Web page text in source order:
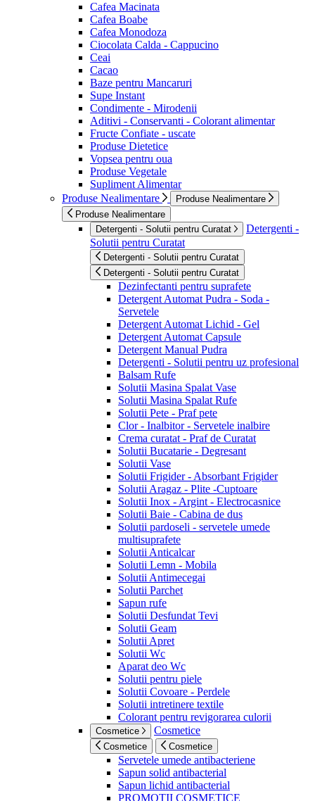
Cafea Macinata
Cafea Boabe
Cafea Monodoza
Ciocolata Calda - Cappucino
Ceai
Cacao
Baze pentru Mancaruri
Supe Instant
Condimente - Mirodenii
Aditivi - Conservanti - Colorant alimentar
Fructe Confiate - uscate
Produse Dietetice
Vopsea pentru oua
Produse Vegetale
Supliment Alimentar
Produse Nealimentare
Produse Nealimentare
Produse Nealimentare
Detergenti - Solutii pentru Curatat
Detergenti -
Solutii pentru Curatat
Detergenti - Solutii pentru Curatat
Detergenti - Solutii pentru Curatat
Dezinfectanti pentru suprafete
Detergent Automat Pudra - Soda -
Servetele
Detergent Automat Lichid - Gel
Detergent Automat Capsule
Detergent Manual Pudra
Detergenti - Solutii pentru uz profesional
Balsam Rufe
Solutii Masina Spalat Vase
Solutii Masina Spalat Rufe
Solutii Pete - Praf pete
Clor - Inalbitor - Servetele inalbire
Crema curatat - Praf de Curatat
Solutii Bucatarie - Degresant
Solutii Vase
Solutii Frigider - Absorbant Frigider
Solutii Aragaz - Plite -Cuptoare
Solutii Inox - Argint - Electrocasnice
Solutii Baie - Cabina de dus
Solutii pardoseli - servetele umede
multisuprafete
Solutii Anticalcar
Solutii Lemn - Mobila
Solutii Antimecegai
Solutii Parchet
Sapun rufe
Solutii Desfundat Tevi
Solutii Geam
Solutii Apret
Solutii Wc
Aparat deo Wc
Solutii pentru piele
Solutii Covoare - Perdele
Solutii intretinere textile
Colorant pentru revigorarea culorii
Cosmetice Cosmetice
Cosmetice Cosmetice
Servetele umede antibacteriene
Sapun solid antibacterial
Sapun lichid antibacterial
PROMOTII COSMETICE